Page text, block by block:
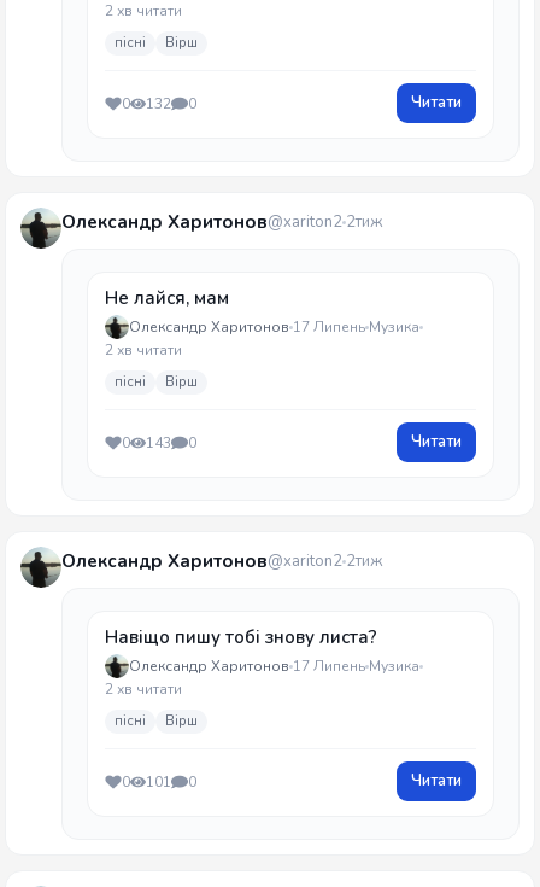
2 хв читати
пісні Вірш
0 132 0 Читати
Олександр Харитонов@xariton2 2тиж
Не лайся, мам
Олександр Харитонов 17 Липень Музика
2 хв читати
пісні Вірш
0 143 0 Читати
Олександр Харитонов@xariton2 2тиж
Навіщо пишу тобі знову листа?
Олександр Харитонов 17 Липень Музика
2 хв читати
пісні Вірш
0 101 0 Читати